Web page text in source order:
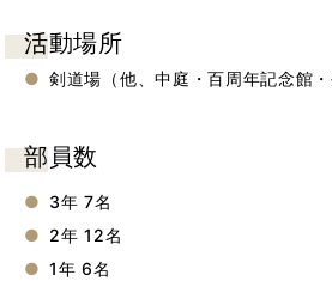
活動場所
剣道場（他、中庭・百周年記念館・
部員数
3年 7名
2年 12名
1年 6名